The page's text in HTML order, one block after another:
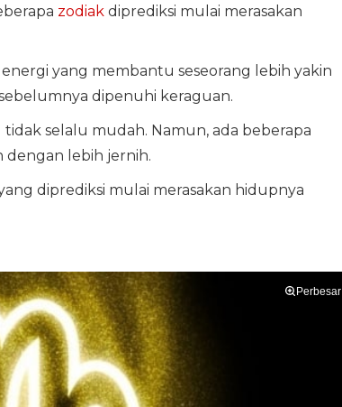
zodiak diprediksi mulai merasakan
yang membantu seseorang lebih yakin
dipenuhi keraguan.
selalu mudah. Namun, ada beberapa
dengan lebih jernih.
diprediksi mulai merasakan hidupnya
Perbesar